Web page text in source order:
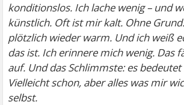
konditionslos. Ich lache wenig – und
künstlich. Oft ist mir kalt. Ohne
plötzlich wieder warm. Und ich weiß
das ist. Ich erinnere mich wenig. Das
auf. Und das Schlimmste: es
Vielleicht schon, aber alles was mir
selbst.